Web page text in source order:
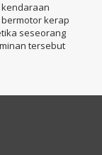
kerap
seseorang
tersebut